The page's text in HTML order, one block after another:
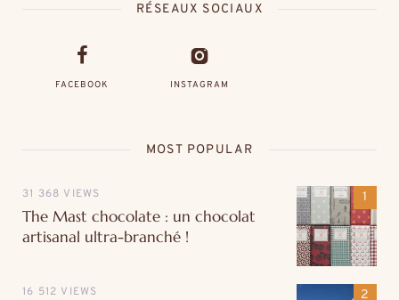
RÉSEAUX SOCIAUX
FACEBOOK INSTAGRAM
MOST POPULAR
31 368 VIEWS
The Mast chocolate : un chocolat
artisanal ultra-branché !
16 512 VIEWS